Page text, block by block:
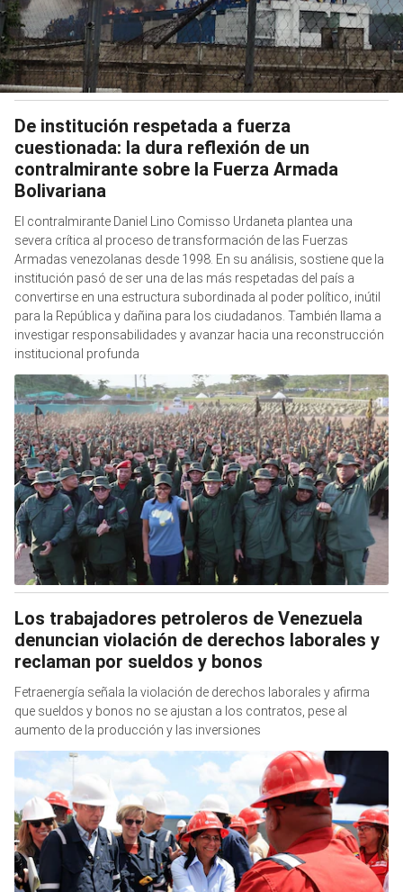
De institución respetada a fuerza
cuestionada: la dura reflexión de un
contralmirante sobre la Fuerza Armada
Bolivariana
El contralmirante Daniel Lino Comisso Urdaneta plantea una
severa crítica al proceso de transformación de las Fuerzas
Armadas venezolanas desde 1998. En su análisis, sostiene que la
institución pasó de ser una de las más respetadas del país a
convertirse en una estructura subordinada al poder político, inútil
para la República y dañina para los ciudadanos. También llama a
investigar responsabilidades y avanzar hacia una reconstrucción
institucional profunda
Los trabajadores petroleros de Venezuela
denuncian violación de derechos laborales y
reclaman por sueldos y bonos
Fetraenergía señala la violación de derechos laborales y afirma
que sueldos y bonos no se ajustan a los contratos, pese al
aumento de la producción y las inversiones